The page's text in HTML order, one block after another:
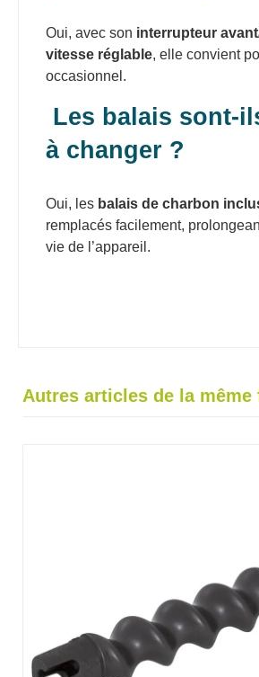
Oui, avec son interrupteur
vitesse réglable, elle convient
occasionnel.
Les balais sont-
à changer ?
Oui, les balais de charbon
remplacés facilement,
vie de l’appareil.
Autres articles de la même